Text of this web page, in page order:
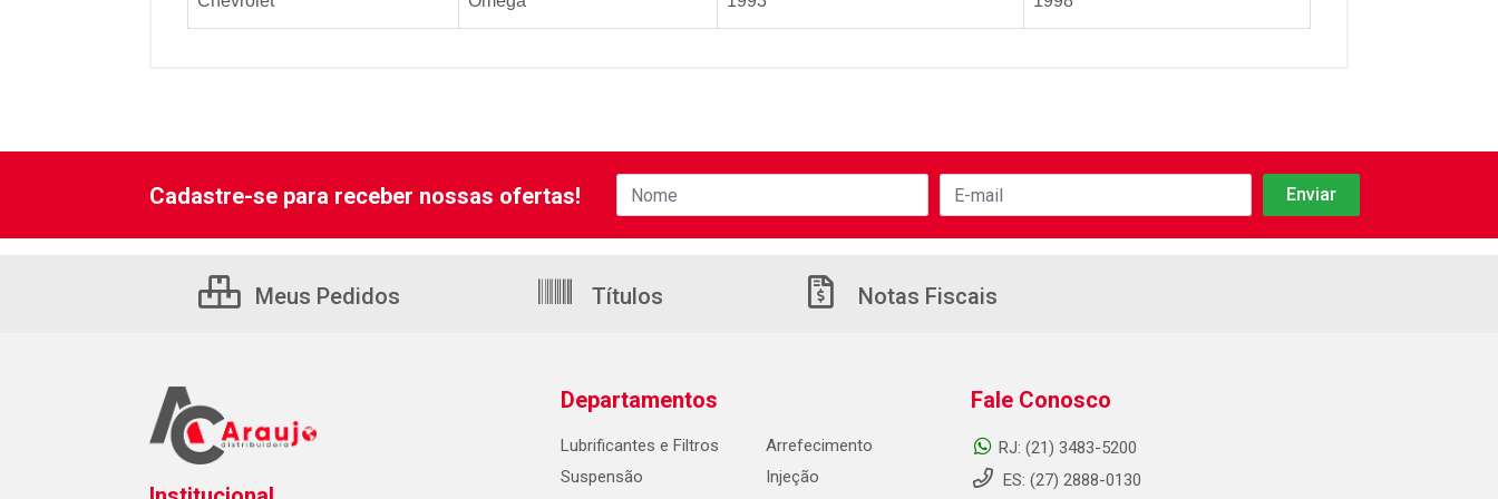
Cadastre-se para receber nossas ofertas!
Meus Pedidos Títulos Notas Fiscais
Departamentos
Lubrificantes e Filtros
Suspensão
Arrefecimento
Injeção
Fale Conosco
RJ: (21) 3483-5200
ES: (27) 2888-0130